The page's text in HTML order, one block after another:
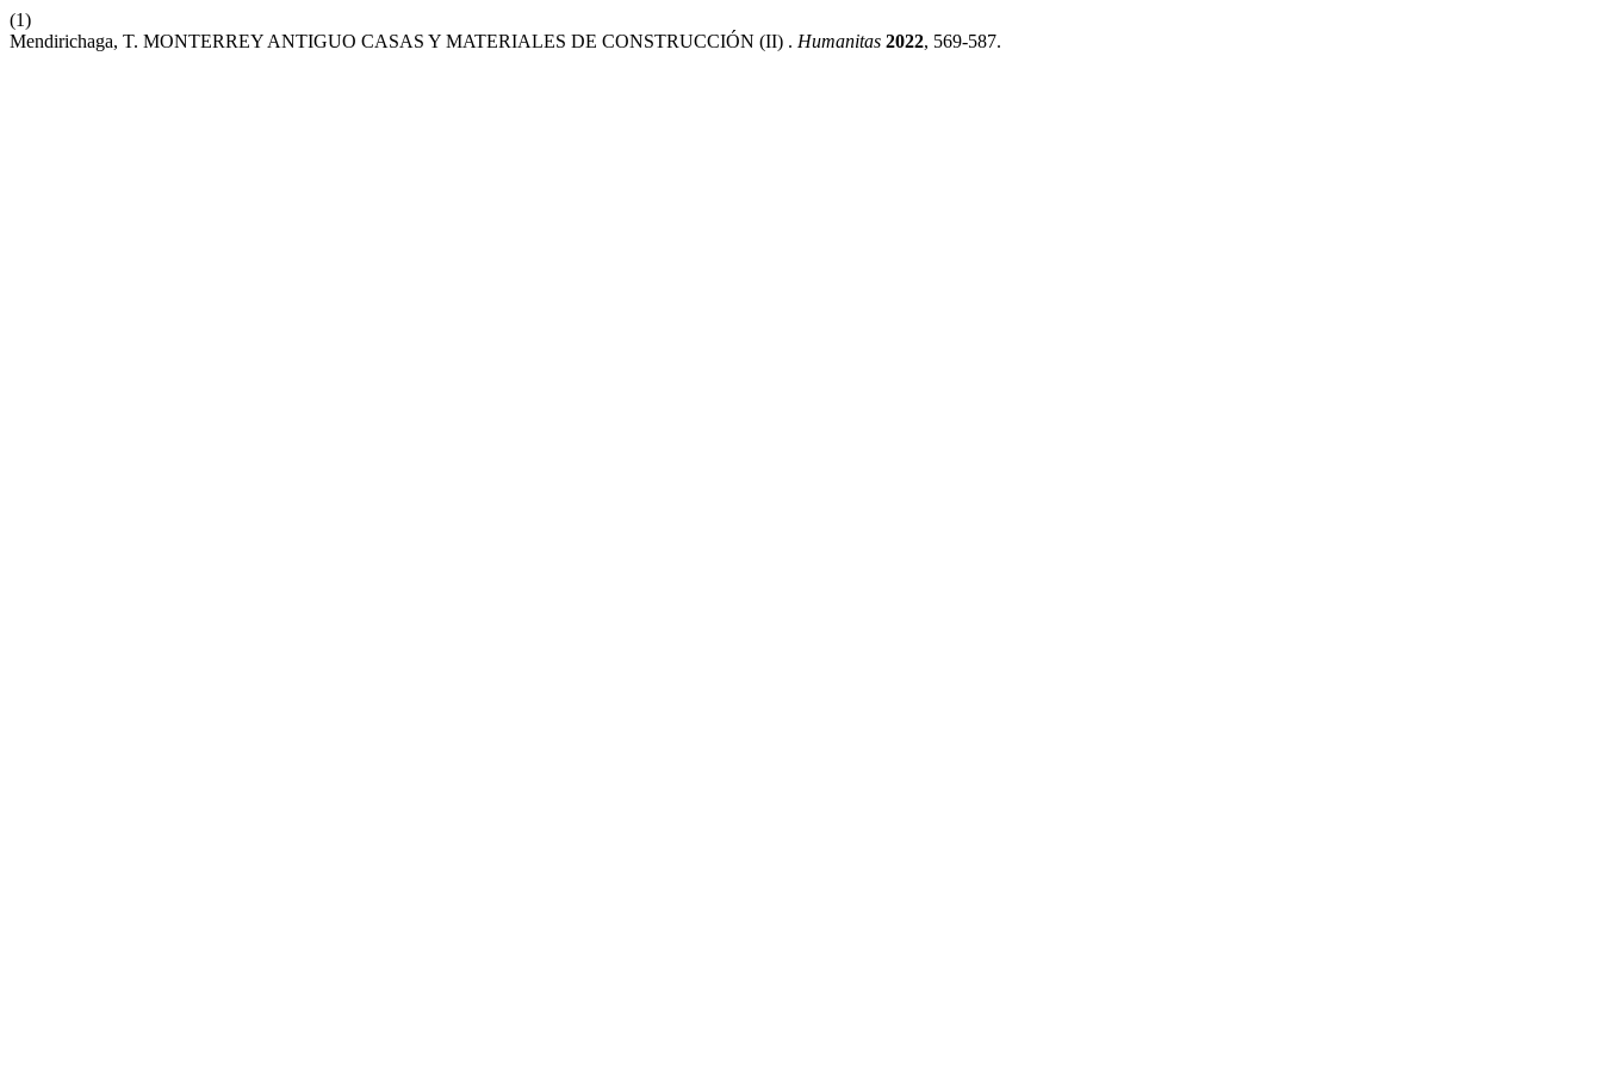
(1)
Mendirichaga, T. MONTERREY ANTIGUO CASAS Y MATERIALES DE CONSTRUCCIÓN (II) . Humanitas 2022, 569-587.